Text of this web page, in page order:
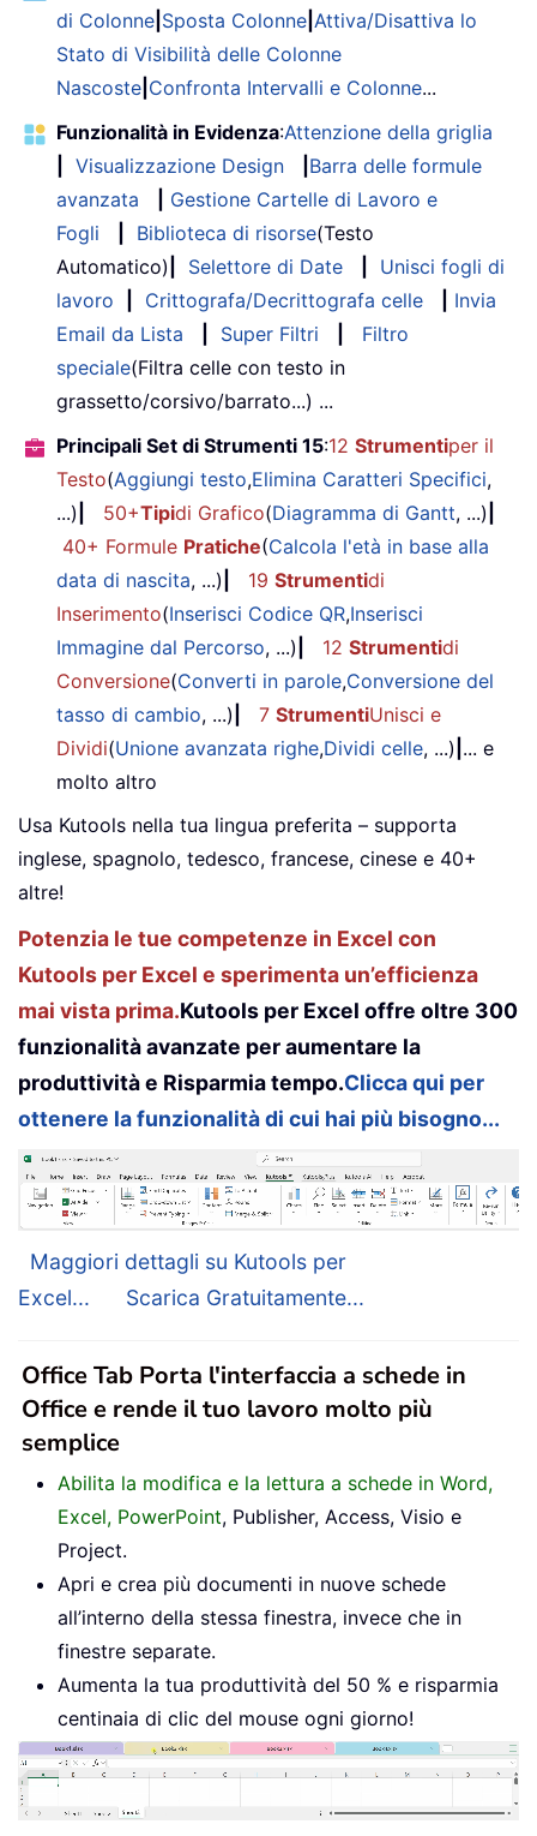
di Colonne Sposta Colonne Attiva/Disattiva lo
Stato di Visibilità delle Colonne
Nascoste Confronta Intervalli e Colonne...
Funzionalità in Evidenza:Attenzione della griglia
Visualizzazione Design
Barra delle formule
avanzata
Gestione Cartelle di Lavoro e
Fogli
Biblioteca di risorse(Testo
Automatico)
Selettore di Date
Unisci fogli di
lavoro
Crittografa/Decrittografa celle
Invia
Email da Lista
Super Filtri
Filtro
speciale(Filtra celle con testo in
grassetto/corsivo/barrato...) ...
Principali Set di Strumenti 15:12 Strumentiper il
Testo(Aggiungi testo,Elimina Caratteri Specifici,
...)
50+Tipidi Grafico(Diagramma di Gantt, ...)
40+ Formule Pratiche(Calcola l'età in base alla
data di nascita, ...) 19 Strumentidi
Inserimento(Inserisci Codice QR,Inserisci
Immagine dal Percorso, ...) 12 Strumentidi
Conversione(Converti in parole,Conversione del
tasso di cambio, ...) 7 StrumentiUnisci e
Dividi(Unione avanzata righe,Dividi celle, ...) ... e
molto altro
Usa Kutools nella tua lingua preferita – supporta
inglese, spagnolo, tedesco, francese, cinese e 40+
altre!
Potenzia le tue competenze in Excel con
Kutools per Excel e sperimenta un’efficienza
mai vista prima.Kutools per Excel offre oltre 300
funzionalità avanzate per aumentare la
produttività e Risparmia tempo.Clicca qui per
ottenere la funzionalità di cui hai più bisogno...
Maggiori dettagli su Kutools per
Excel...
Scarica Gratuitamente...
Office Tab Porta l'interfaccia a schede in
Office e rende il tuo lavoro molto più
semplice
Abilita la modifica e la lettura a schede in Word,
Excel, PowerPoint, Publisher, Access, Visio e
Project.
Apri e crea più documenti in nuove schede
all’interno della stessa finestra, invece che in
finestre separate.
Aumenta la tua produttività del 50 % e risparmia
centinaia di clic del mouse ogni giorno!